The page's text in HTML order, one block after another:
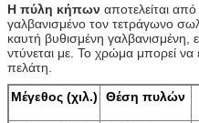
Η πύλη κήπων αποτελείται
γαλβανισμένο τον τετράγωνο
καυτή βυθισμένη γαλβανισμένη,
ντύνεται με. Το χρώμα μπορεί
πελάτη.
Μέγεθος (χιλ.)
Θέση πυλών